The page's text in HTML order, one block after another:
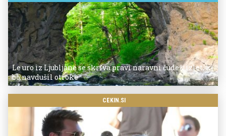
Le uro iz Ljubljane se skriva pravi naravni čudež: izlet, ki
bo navdušil otroke
CEKIN.SI